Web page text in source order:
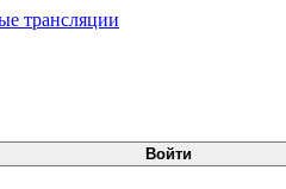
Войти